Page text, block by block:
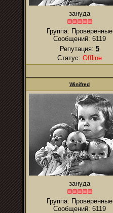
зануда
Группа: Проверенные
Сообщений: 6119
Репутация: 5
Статус: Offline
Winifred
зануда
Группа: Проверенные
Сообщений: 6119